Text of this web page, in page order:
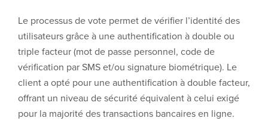
Le processus de vote permet de vérifier l’identité des
utilisateurs grâce à une authentification à double ou
triple facteur (mot de passe personnel, code de
vérification par SMS et/ou signature biométrique). Le
client a opté pour une authentification à double facteur,
offrant un niveau de sécurité équivalent à celui exigé
pour la majorité des transactions bancaires en ligne.